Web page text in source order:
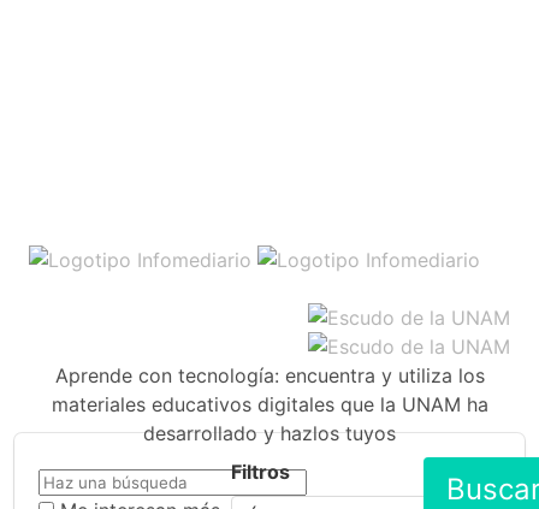
Aprende con tecnología: encuentra y utiliza los
materiales educativos digitales que la UNAM ha
desarrollado y hazlos tuyos
Filtros